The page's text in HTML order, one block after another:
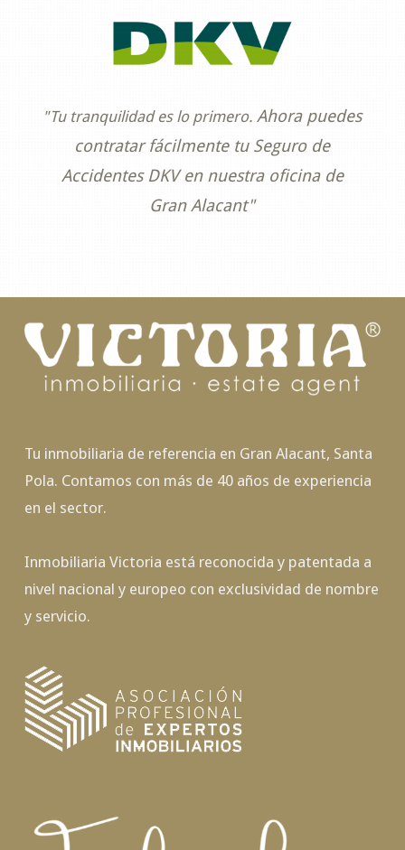
"Tu tranquilidad es lo primero.Ahora puedes
contratar fácilmente tu Seguro de
Accidentes DKV en nuestra oficina de
Gran Alacant"
Tu inmobiliaria de referencia en Gran Alacant, Santa
Pola. Contamos con más de 40 años de experiencia
en el sector.
Inmobiliaria Victoria está reconocida y patentada a
nivel nacional y europeo con exclusividad de nombre
y servicio.